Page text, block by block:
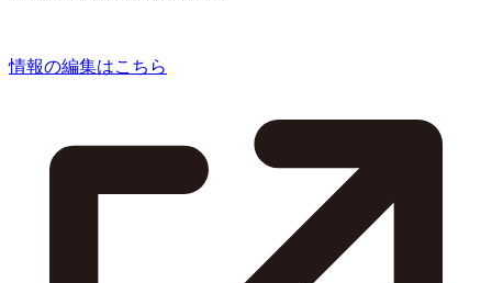
情報の編集はこちら